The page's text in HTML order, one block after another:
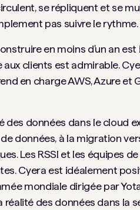
se répliquent et se
pas suivre le rythme.
en moins d'un an
clients est admirable.
en charge AWS, Azure et
des données dans le cloud
données, à la migration
Les RSSI et les équipes
Cyera est idéalement
mondiale dirigée par
des données dans la